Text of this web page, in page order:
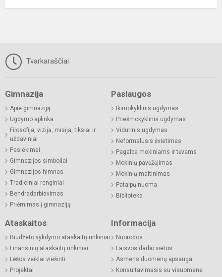
Tvarkaraščiai
Gimnazija
Apie gimnaziją
Ugdymo aplinka
Filosofija, vizija, misija, tikslai ir
uždaviniai
Pasiekimai
Gimnazijos simboliai
Gimnazijos himnas
Tradiciniai renginiai
Bendradarbiavimas
Priėmimas į gimnaziją
Paslaugos
Ikimokyklinis ugdymas
Priešmokyklinis ugdymas
Vidurinis ugdymas
Neformalusis švietimas
Pagalba mokiniams ir tėvams
Mokinių pavėžėjimas
Mokinių maitinimas
Patalpų nuoma
Biblioteka
Ataskaitos
Biudžeto vykdymo ataskaitų rinkiniai
Finansinių ataskaitų rinkiniai
Lėšos veiklai viešinti
Projektai
Informacija
Nuorodos
Laisvos darbo vietos
Asmens duomenų apsauga
Konsultavimasis su visuomene